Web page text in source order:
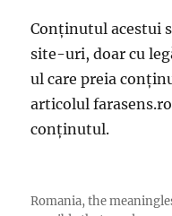
Conținutul acestui
site-uri, doar cu
ul care preia
articolul
conținutul.
Romania, the